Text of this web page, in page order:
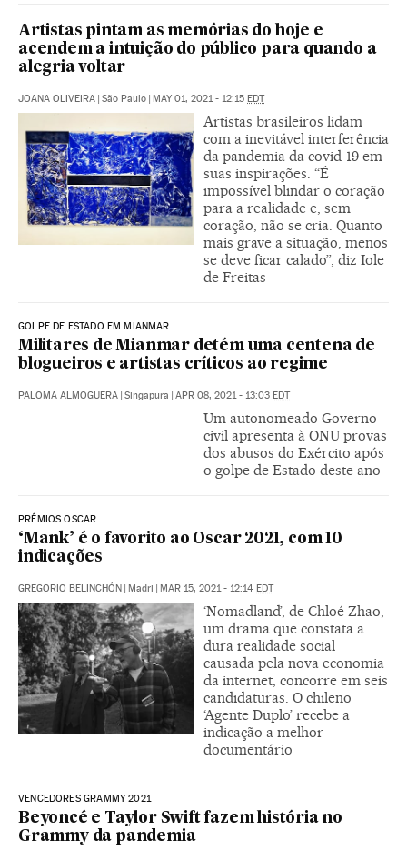
Artistas pintam as memórias do hoje e
acendem a intuição do público para quando a
alegria voltar
JOANA OLIVEIRA | São Paulo | MAY 01, 2021 - 12:15 EDT
Artistas brasileiros lidam
com a inevitável interferência
da pandemia da covid-19 em
suas inspirações. “É
impossível blindar o coração
para a realidade e, sem
coração, não se cria. Quanto
mais grave a situação, menos
se deve ficar calado”, diz Iole
de Freitas
GOLPE DE ESTADO EM MIANMAR
Militares de Mianmar detém uma centena de
blogueiros e artistas críticos ao regime
PALOMA ALMOGUERA | Singapura | APR 08, 2021 - 13:03 EDT
Um autonomeado Governo
civil apresenta à ONU provas
dos abusos do Exército após
o golpe de Estado deste ano
PRÊMIOS OSCAR
‘Mank’ é o favorito ao Oscar 2021, com 10
indicações
GREGORIO BELINCHÓN | Madri | MAR 15, 2021 - 12:14 EDT
‘Nomadland’, de Chloé Zhao,
um drama que constata a
dura realidade social
causada pela nova economia
da internet, concorre em seis
candidaturas. O chileno
‘Agente Duplo’ recebe a
indicação a melhor
documentário
VENCEDORES GRAMMY 2021
Beyoncé e Taylor Swift fazem história no
Grammy da pandemia